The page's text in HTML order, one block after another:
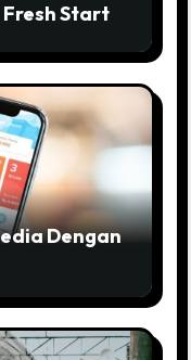
Fresh Start
Dengan